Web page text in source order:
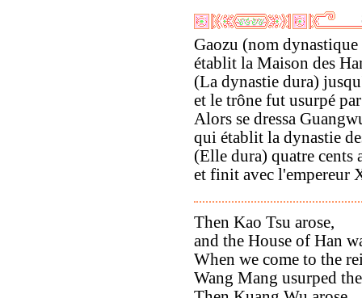
Gaozu (nom
établit la Maison des
(La dynastie dura)
et le trône fut usurpé
Alors se dressa
qui établit la dynastie
(Elle dura) quatre cents
et finit avec l'empereur
Then Kao Tsu arose,
and the House of Han
When we come to the
Wang Mang usurped